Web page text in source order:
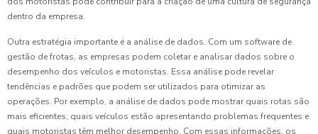
dentro da empresa.
Outra estratégia importante é a análise de dados. Com um software de
gestão de frotas, as empresas podem coletar e analisar dados sobre o
desempenho dos veículos e motoristas. Essa análise pode revelar
tendências e padrões que podem ser utilizados para otimizar as
operações. Por exemplo, a análise de dados pode mostrar quais rotas são
mais eficientes, quais veículos estão apresentando problemas frequentes e
quais motoristas têm melhor desempenho. Com essas informações, os